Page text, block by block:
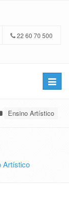
22 60 70 500
Toggle
Ensino Artístico
Artístico